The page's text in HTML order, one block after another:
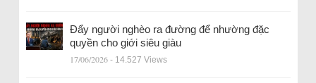
Đẩy người nghèo ra đường để nhường đặc
quyền cho giới siêu giàu
17/06/2026 - 14.527 Views